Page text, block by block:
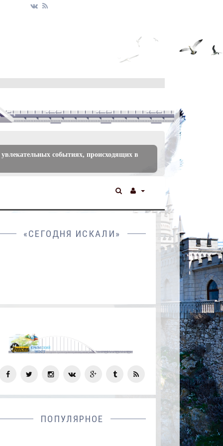
событиях, происходящих в
«СЕГОДНЯ ИСКАЛИ»
СОЦ
СЕТИ
ПОПУЛЯРНОЕ